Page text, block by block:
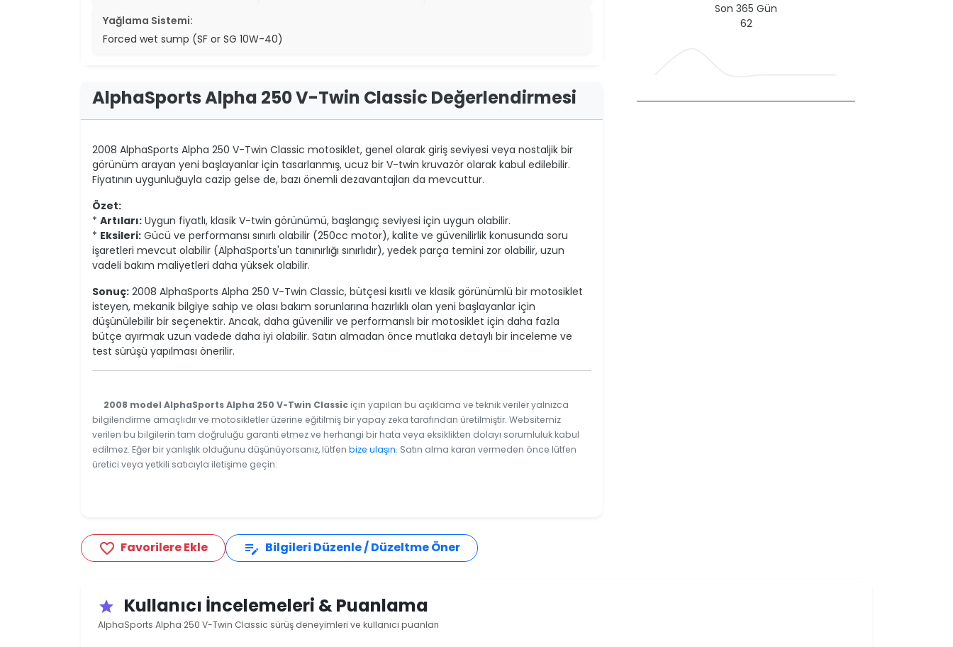
Yağlama Sistemi:
Forced wet sump (SF or SG 10W-40)
AlphaSports Alpha 250 V-Twin Classic Değerlendirmesi
2008 AlphaSports Alpha 250 V-Twin Classic motosiklet, genel olarak giriş seviyesi veya nostaljik bir
görünüm arayan yeni başlayanlar için tasarlanmış, ucuz bir V-twin kruvazör olarak kabul edilebilir.
Fiyatının uygunluğuyla cazip gelse de, bazı önemli dezavantajları da mevcuttur.
Özet:
* Artıları: Uygun fiyatlı, klasik V-twin görünümü, başlangıç seviyesi için uygun olabilir.
* Eksileri: Gücü ve performansı sınırlı olabilir (250cc motor), kalite ve güvenilirlik konusunda soru
işaretleri mevcut olabilir (AlphaSports'un tanınırlığı sınırlıdır), yedek parça temini zor olabilir, uzun
vadeli bakım maliyetleri daha yüksek olabilir.
Sonuç: 2008 AlphaSports Alpha 250 V-Twin Classic, bütçesi kısıtlı ve klasik görünümlü bir motosiklet
isteyen, mekanik bilgiye sahip ve olası bakım sorunlarına hazırlıklı olan yeni başlayanlar için
düşünülebilir bir seçenektir. Ancak, daha güvenilir ve performanslı bir motosiklet için daha fazla
bütçe ayırmak uzun vadede daha iyi olabilir. Satın almadan önce mutlaka detaylı bir inceleme ve
test sürüşü yapılması önerilir.
2008 model AlphaSports Alpha 250 V-Twin Classic için yapılan bu açıklama ve teknik veriler yalnızca
bilgilendirme amaçlıdır ve motosikletler üzerine eğitilmiş bir yapay zeka tarafından üretilmiştir. Websitemiz
verilen bu bilgilerin tam doğruluğu garanti etmez ve herhangi bir hata veya eksiklikten dolayı sorumluluk kabul
edilmez. Eğer bir yanlışlık olduğunu düşünüyorsanız, lütfen bize ulaşın. Satın alma kararı vermeden önce lütfen
üretici veya yetkili satıcıyla iletişime geçin.
Son 365 Gün
62
favorite_border Favorilere Ekle edit_note Bilgileri Düzenle / Düzeltme Öner
star Kullanıcı İncelemeleri & Puanlama
AlphaSports Alpha 250 V-Twin Classic sürüş deneyimleri ve kullanıcı puanları